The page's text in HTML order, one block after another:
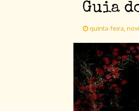
Guia
quinta-feira,